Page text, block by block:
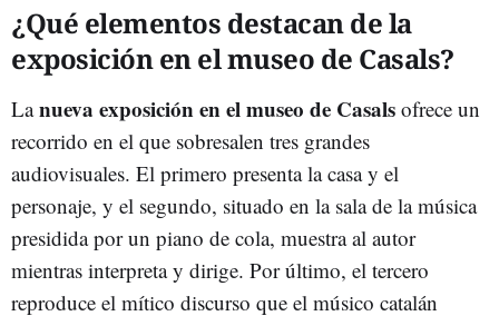
¿Qué elementos destacan de la
exposición en el museo de Casals?
Lanueva exposición en el museo de Casals ofrece un
recorrido en el que sobresalen tres grandes
audiovisuales. El primero presenta la casa y el
personaje, y el segundo, situado en la sala de la música
presidida por un piano de cola, muestra al autor
mientras interpreta y dirige. Por último, el tercero
reproduce el mítico discurso que el músico catalán